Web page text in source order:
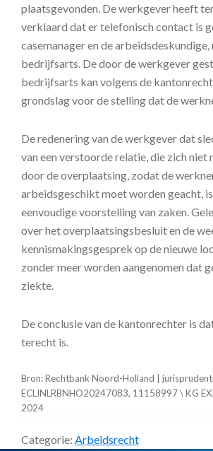
plaatsgevonden. De werkgever heeft
verklaard dat er telefonisch contact is
casemanager en de
bedrijfsarts. De door de werkgever
bedrijfsarts kan volgens de
grondslag voor de stelling dat de
De redenering van de werkgever dat
van een verstoorde relatie, die zich niet
door de overplaatsing, zodat de
arbeidsgeschikt moet worden geacht,
eenvoudige voorstelling van zaken.
over het overplaatsingsbesluit en de
kennismakingsgesprek op de nieuwe
zonder meer worden aangenomen dat
ziekte.
De conclusie van de kantonrechter is
terecht is.
Bron: Rechtbank Noord-Holland |
ECLINLRBNHO20247083, 11158997 \ KG
2024
Categorie: Arbeidsrecht